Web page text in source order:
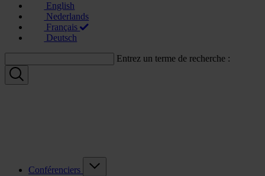
English
Nederlands
Français
Deutsch
Entrez un terme de recherche :
Conférenciers